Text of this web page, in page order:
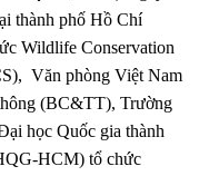
thành phố Hồ Chí
Wildlife Conservation
Văn phòng Việt Nam
(BC&TT), Trường
học Quốc gia thành
HCM) tổ chức